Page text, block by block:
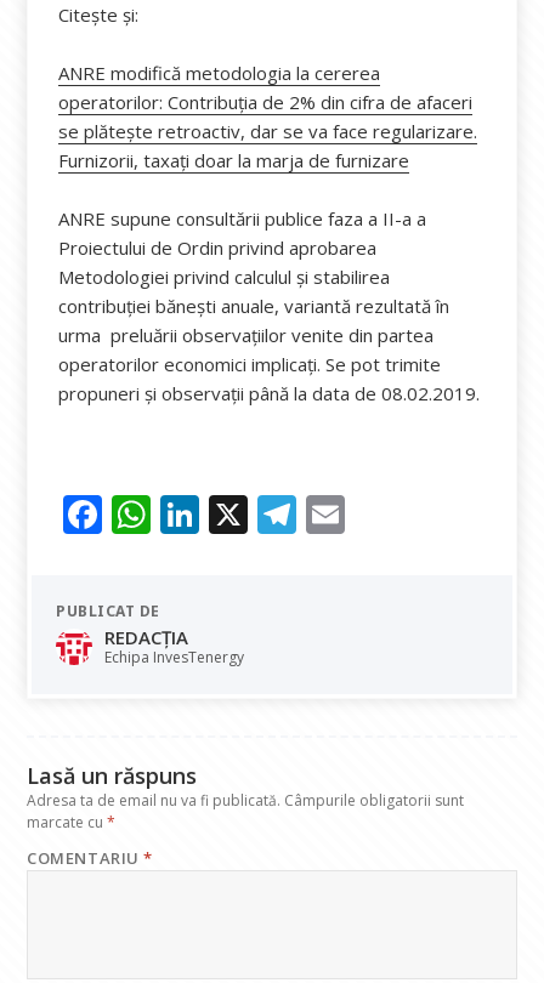
Citește și:
ANRE modifică metodologia la cererea
operatorilor: Contribuția de 2% din cifra de afaceri
se plătește retroactiv, dar se va face regularizare.
Furnizorii, taxați doar la marja de furnizare
ANRE supune consultării publice faza a II-a a
Proiectului de Ordin privind aprobarea
Metodologiei privind calculul și stabilirea
contribuției bănești anuale, variantă rezultată în
urma preluării observațiilor venite din partea
operatorilor economici implicați. Se pot trimite
propuneri și observații până la data de 08.02.2019.
F
e
b
o
W
at
s
A
Li
dI
X T
PUBLICAT DE
REDACȚIA
Echipa InvesTenergy
Lasă un răspuns
Adresa ta de email nu va fi publicată. Câmpurile obligatorii sunt
marcate cu*
COMENTARIU*